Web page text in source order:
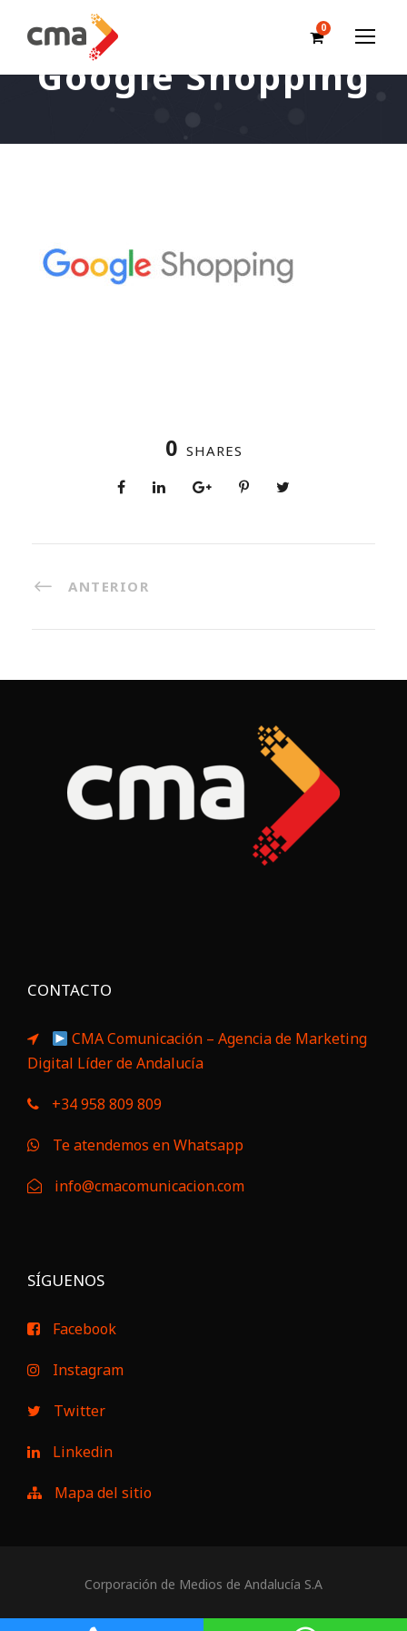
0
Google Shopping
0 SHARES
ANTERIOR
CONTACTO
CMA Comunicación – Agencia de Marketing
Digital Líder de Andalucía
+34 958 809 809
Te atendemos en Whatsapp
info@cmacomunicacion.com
SÍGUENOS
Facebook
Instagram
Twitter
Linkedin
Mapa del sitio
Corporación de Medios de Andalucía S.A
Aviso Legal Política de Cookies